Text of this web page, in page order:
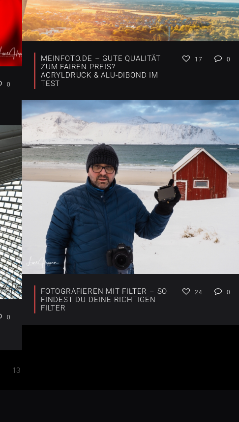
MEINFOTO.DE – GUTE QUALITÄT
ZUM FAIREN PREIS?
ACRYLDRUCK & ALU-DIBOND IM
TEST
17 0
0
FOTOGRAFIEREN MIT FILTER – SO
FINDEST DU DEINE RICHTIGEN
FILTER
24 0
0
13